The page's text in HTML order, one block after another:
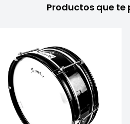
Productos que te